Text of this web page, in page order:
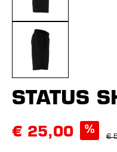
STATUS
€ 25,00 %
€